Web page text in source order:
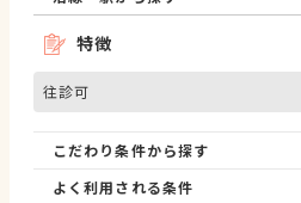
特徴
往診可
こだわり条件から探す
よく利用される条件